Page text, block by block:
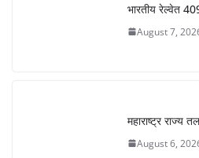
भारतीय रेल्वेत
August 7,
महाराष्ट्र राज्य
August 6,